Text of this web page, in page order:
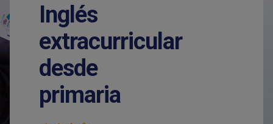
Inglés
extracurricular
desde
primaria